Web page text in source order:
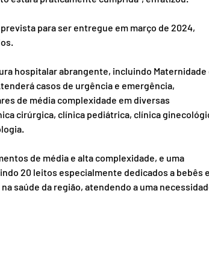
para ser entregue em março de 2024,
hospitalar abrangente, incluindo Maternidade
casos de urgência e emergência,
de média complexidade em diversas
cirúrgica, clínica pediátrica, clínica
de média e alta complexidade, e uma
20 leitos especialmente dedicados a bebês e
saúde da região, atendendo a uma